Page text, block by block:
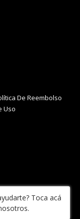
De Reembolso
Uso
Con Con. / Precios
/ Chile.
Toca acá